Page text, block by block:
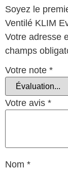
Soyez le
Ventilé KLIM
Votre adresse
champs
Votre note *
Votre avis *
Nom *